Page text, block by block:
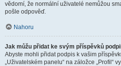
vědomí, že normální uživatelé nemůžou
pošle odpověď.
Nahoru
Jak můžu přidat ke svým příspěvků
Abyste mohli přidat podpis k vašim
„Uživatelském panelu“ na záložce „Profil“